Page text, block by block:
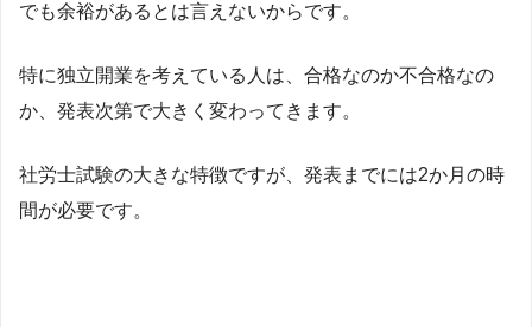
でも余裕があるとは言えないからです。
特に独立開業を考えている人は、合格なのか不合格なの
か、発表次第で大きく変わってきます。
社労士試験の大きな特徴ですが、発表までには2か月の時
間が必要です。